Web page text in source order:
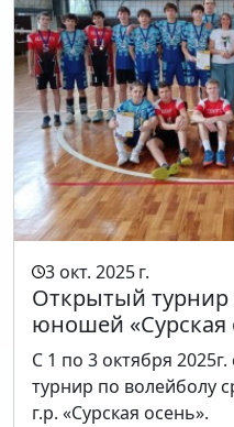
3 окт. 2025 г.
Открытый турнир
юношей «Сурская
С 1 по 3 октября
турнир по волейболу
г.р. «Сурская осень».